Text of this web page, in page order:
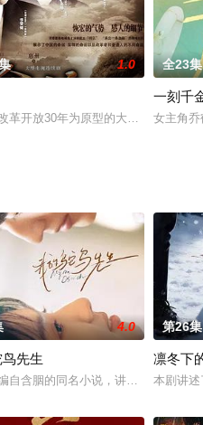
是认识的朋友。思贤对程风有着深
1.0
革开放30年为原型的大型电视连续
全23集
一刻千
女主角乔
吾凰在上》。
4.0
先生
自含胭的同名小说，讲述了邻家女孩
第26
凛冬下
本剧讲述